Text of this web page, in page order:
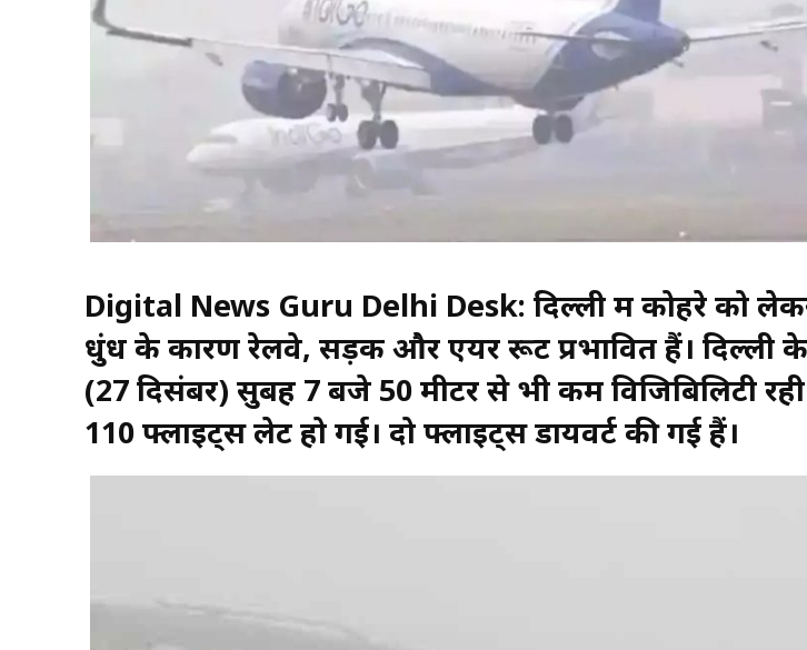
Digital News Guru Delhi Desk: दिल्ली में कोहरे को
धुंध के कारण रेलवे, सड़क और एयर रूट प्रभावित हैं। दिल्ली
(27 दिसंबर) सुबह 7 बजे 50 मीटर से भी कम विजिबिलिटी
110 फ्लाइट्स लेट हो गई। दो फ्लाइट्स डायवर्ट की गई हैं।